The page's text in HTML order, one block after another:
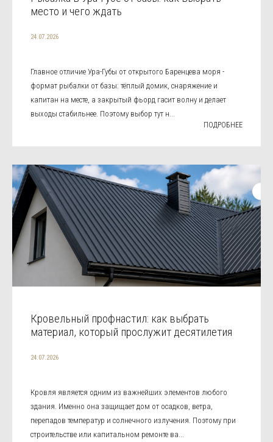
место и чего ждать
24.07.2026
Главное отличие Ура-Губы от открытого Баренцева моря -
формат рыбалки от базы: тёплый домик, снаряжение и
капитан на месте, а закрытый фьорд гасит волну и делает
выходы стабильнее. Поэтому выбор тут н...
ПОДРОБНЕЕ
Кровельный профнастил: как выбрать
материал, который прослужит десятилетия
24.07.2026
Кровля является одним из важнейших элементов любого
здания. Именно она защищает дом от осадков, ветра,
перепадов температур и солнечного излучения. Поэтому при
строительстве или капитальном ремонте ва...